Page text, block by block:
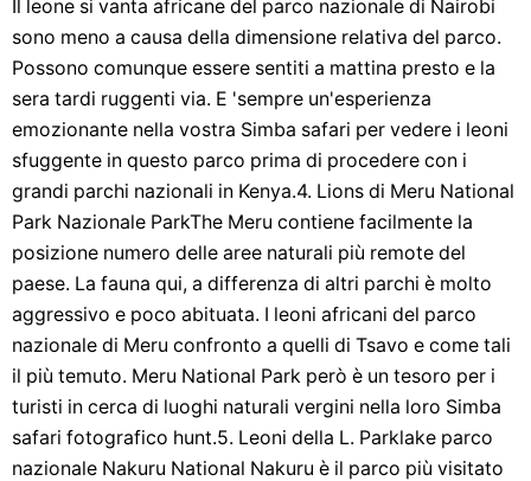
Il leone si vanta africane del parco nazionale di Nairobi
sono meno a causa della dimensione relativa del parco.
Possono comunque essere sentiti a mattina presto e la
sera tardi ruggenti via. E 'sempre un'esperienza
emozionante nella vostra Simba safari per vedere i leoni
sfuggente in questo parco prima di procedere con i
grandi parchi nazionali in Kenya.4. Lions di Meru National
Park Nazionale ParkThe Meru contiene facilmente la
posizione numero delle aree naturali più remote del
paese. La fauna qui, a differenza di altri parchi è molto
aggressivo e poco abituata. I leoni africani del parco
nazionale di Meru confronto a quelli di Tsavo e come tali
il più temuto. Meru National Park però è un tesoro per i
turisti in cerca di luoghi naturali vergini nella loro Simba
safari fotografico hunt.5. Leoni della L. Parklake parco
nazionale Nakuru National Nakuru è il parco più visitato